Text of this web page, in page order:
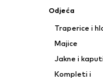
Odjeća
Traperice i
Majice
Jakne i kaputi
Kompleti i